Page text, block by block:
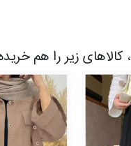
کالاهای زیر را هم